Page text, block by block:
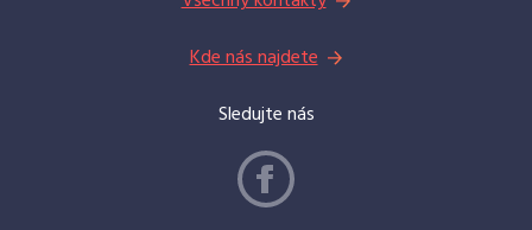
Kde nás najdete
Sledujte nás